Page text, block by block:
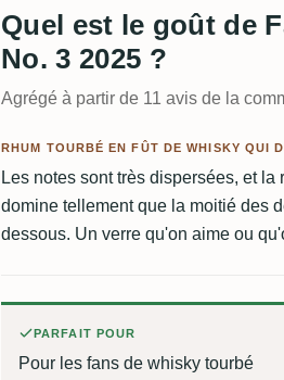
Quel est le goût de
No. 3 2025 ?
Agrégé à partir de 11 avis de la
RHUM TOURBÉ EN FÛT DE WHISKY QUI
Les notes sont très dispersées, et
domine tellement que la moitié des
dessous. Un verre qu'on aime ou
PARFAIT POUR
Pour les fans de whisky tourbé